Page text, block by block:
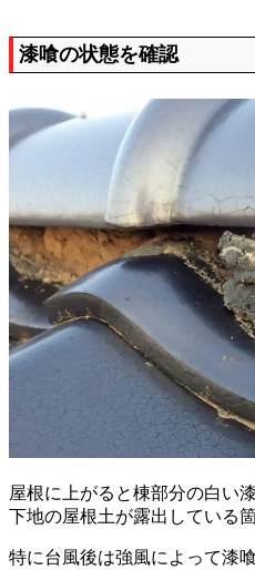
漆喰の状態を確認
屋根に上がると棟部分の白い
下地の屋根土が露出している
特に台風後は強風によって漆